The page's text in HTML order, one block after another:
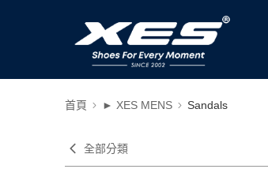
首頁 ► XES MENS Sandals
全部分類